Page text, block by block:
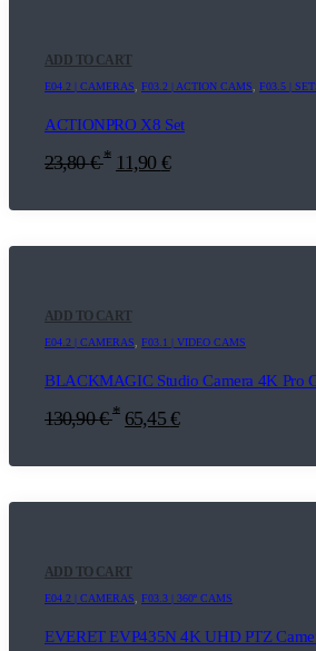
ADD TO CART
E04.2 | CAMERAS F03.2 | ACTION CAMS F03.5 |
ACTIONPRO X8 Set
23,80€ * 11,90 €
ADD TO CART
E04.2 | CAMERAS F03.1 | VIDEO CAMS
BLACKMAGIC Studio Camera 4K Pro
130,90€ * 65,45 €
ADD TO CART
E04.2 | CAMERAS F03.3 | 360º CAMS
EVERET EVP435N 4K UHD PTZ